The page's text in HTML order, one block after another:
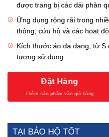
được trang bị các dải phản
Ứng dụng rộng rãi trong
thông, cứu hộ và các hoạt
Kích thước áo đa dạng, từ S
tượng sử dụng.
Đặt Hàng
TẠI BẢO HỘ TỐT